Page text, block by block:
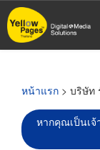
ข้าม
ไป
หน้าแรก > บริษัท
หากคุณเป็นเจ้